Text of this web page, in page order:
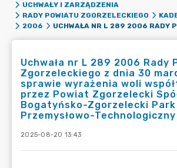
UCHWAŁY I ZARZĄDZENIA
RADY POWIATU ZGORZELECKIEGO
2006
Uchwała nr L 289 2006 Rady
Zgorzeleckiego z dnia 30
sprawie wyrażenia woli
przez Powiat Zgorzelecki
Bogatyńsko-Zgorzelecki Park
Przemysłowo-Technologiczny
2025-08-20 13:43